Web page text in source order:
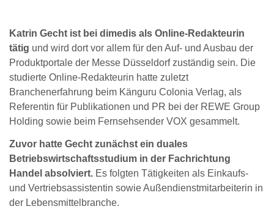
Katrin Gecht ist bei dimedis als Online-Redakteurin
tätig und wird dort vor allem für den Auf- und Ausbau der
Produktportale der Messe Düsseldorf zuständig sein. Die
studierte Online-Redakteurin hatte zuletzt
Branchenerfahrung beim Känguru Colonia Verlag, als
Referentin für Publikationen und PR bei der REWE Group
Holding sowie beim Fernsehsender VOX gesammelt.
Zuvor hatte Gecht zunächst ein duales
Betriebswirtschaftsstudium in der Fachrichtung
Handel absolviert. Es folgten Tätigkeiten als Einkaufs-
und Vertriebsassistentin sowie Außendienstmitarbeiterin in
der Lebensmittelbranche.